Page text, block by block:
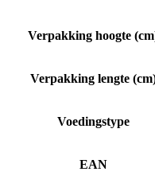
Verpakking hoogte
Verpakking lengte
Voedingstype
EAN